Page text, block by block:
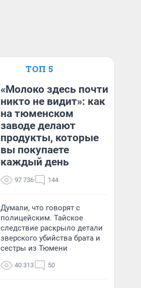
ТОП 5
«Молоко здесь почти
никто не видит»: как
на тюменском
заводе делают
продукты, которые
вы покупаете
каждый день
97 736 144
Думали, что говорят с
полицейским. Тайское
следствие раскрыло детали
зверского убийства брата и
сестры из Тюмени
40 313 50